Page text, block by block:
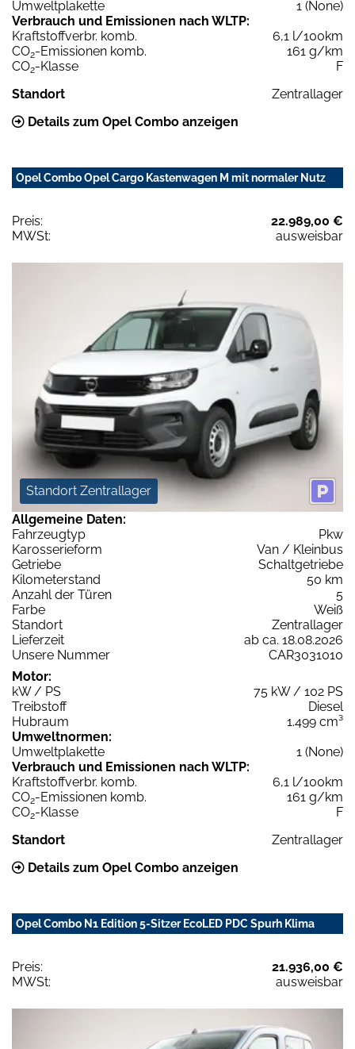
Umweltplakette
1 (None)
Verbrauch und Emissionen nach WLTP:
Kraftstoffverbr. komb.
6,1 l/100km
CO2-Emissionen komb.
161 g/km
CO2-Klasse
F
Standort
Zentrallager
Details zum Opel Combo anzeigen
Opel Combo Opel Cargo Kastenwagen M mit normaler Nutz
Preis:
22.989,00 €
MWSt:
ausweisbar
Standort Zentrallager
Allgemeine Daten:
Fahrzeugtyp
Pkw
Karosserieform
Van / Kleinbus
Getriebe
Schaltgetriebe
Kilometerstand
50 km
Anzahl der Türen
5
Farbe
Weiß
Standort
Zentrallager
Lieferzeit
ab ca. 18.08.2026
Unsere Nummer
CAR3031010
Motor:
kW / PS
75 kW / 102 PS
Treibstoff
Diesel
Hubraum
1.499 cm³
Umweltnormen:
Umweltplakette
1 (None)
Verbrauch und Emissionen nach WLTP:
Kraftstoffverbr. komb.
6,1 l/100km
CO2-Emissionen komb.
161 g/km
CO2-Klasse
F
Standort
Zentrallager
Details zum Opel Combo anzeigen
Opel Combo N1 Edition 5-Sitzer EcoLED PDC Spurh Klima
Preis:
21.936,00 €
MWSt:
ausweisbar